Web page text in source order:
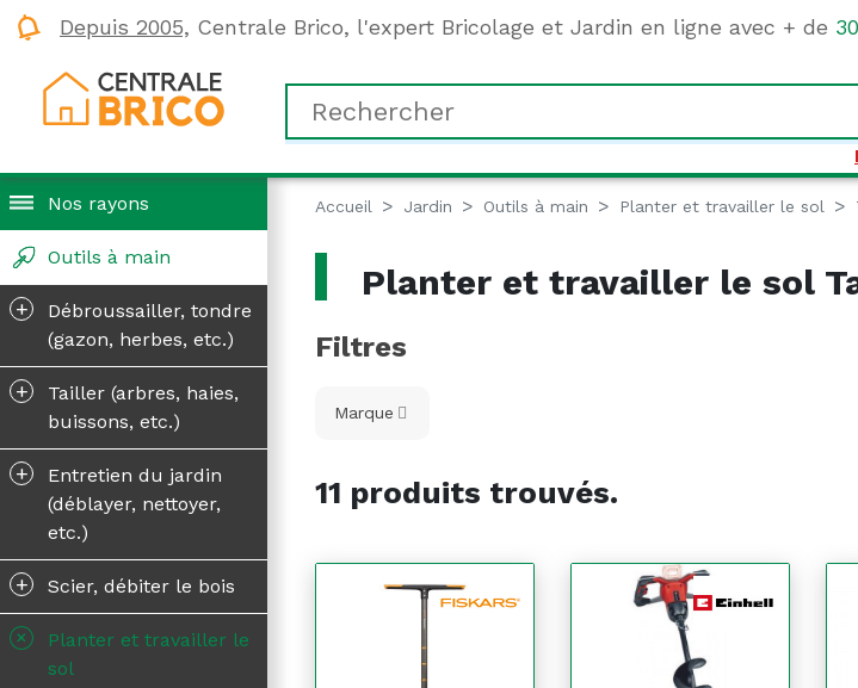
Depuis 2005, Centrale Brico, l'expert Bricolage et Jardin en ligne avec + de
Nos rayons
Outils à main
+
Débroussailler, tondre
(gazon, herbes, etc.)
+
Tailler (arbres, haies,
buissons, etc.)
+
Entretien du jardin
(déblayer, nettoyer,
etc.)
+ Scier, débiter le bois
+
Planter et travailler le
sol
Accueil Jardin Outils à main Planter et travailler le sol
Planter et travailler le sol
Filtres
Marque
11 produits trouvés.